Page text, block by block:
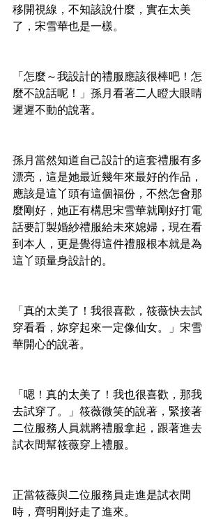
移開視線，不知該說什麼，實在太美
了，宋雪華也是一樣。
「怎麼～我設計的禮服應該很棒吧！怎
麼不說話呢！」孫月看著二人瞪大眼睛
遲遲不動的說著。
孫月當然知道自己設計的這套禮服有多
漂亮，這是她最近幾年來最好的作品，
應該是這丫頭有這個福份，不然怎會那
麼剛好，她正有構思宋雪華就剛好打電
話要訂製婚紗禮服給未來媳婦，現在看
到本人，更是覺得這件禮服根本就是為
這丫頭量身設計的。
「真的太美了！我很喜歡，筱薇快去試
穿看看，妳穿起來一定像仙女。」宋雪
華開心的說著。
「嗯！真的太美了！我也很喜歡，那我
去試穿了。」筱薇微笑的說著，緊接著
二位服務人員就將禮服拿起，跟著進去
試衣間幫筱薇穿上禮服。
正當筱薇與二位服務員走進是試衣間
時，齊明剛好走了進來。